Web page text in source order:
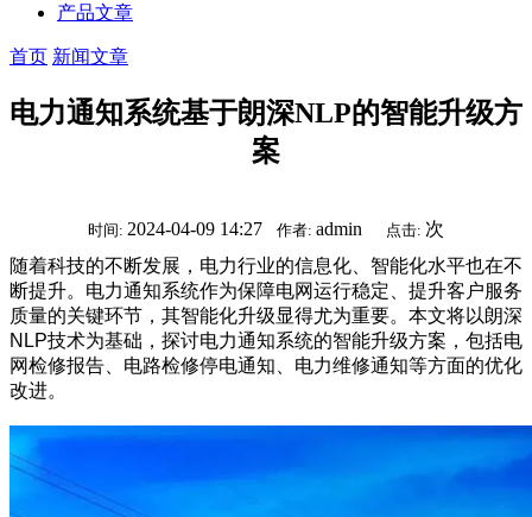
产品文章
首页 新闻文章
电力通知系统基于朗深NLP的智能升级方
案
时间: 2024-04-09 14:27 作者: admin 点击: 次
随着科技的不断发展，电力行业的信息化、智能化水平也在不
断提升。电力通知系统作为保障电网运行稳定、提升客户服务
质量的关键环节，其智能化升级显得尤为重要。本文将以朗深
NLP技术为基础，探讨电力通知系统的智能升级方案，包括电
网检修报告、电路检修停电通知、电力维修通知等方面的优化
改进。